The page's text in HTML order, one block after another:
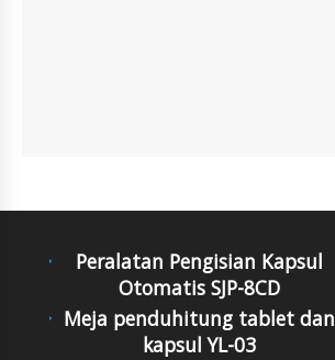
Peralatan Pengisian Kapsul
Otomatis SJP-8CD
Meja penduhitung tablet dan
kapsul YL-03